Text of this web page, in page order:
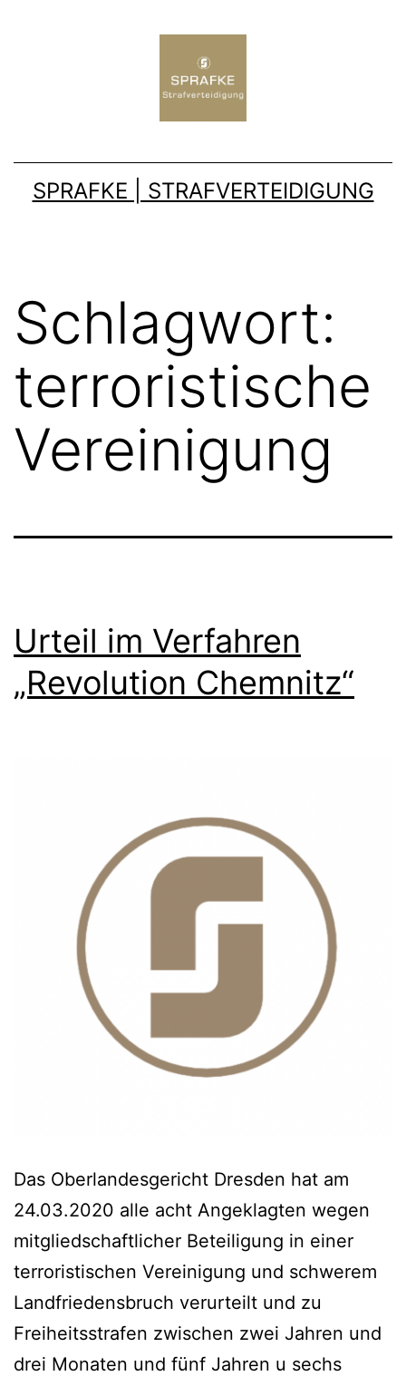
SPRAFKE | STRAFVERTEIDIGUNG
Schlagwort:
terroristische
Vereinigung
Urteil im Verfahren
„Revolution Chemnitz“
Das Oberlandesgericht Dresden hat am
24.03.2020 alle acht Angeklagten wegen
mitgliedschaftlicher Beteiligung in einer
terroristischen Vereinigung und schwerem
Landfriedensbruch verurteilt und zu
Freiheitsstrafen zwischen zwei Jahren und
drei Monaten und fünf Jahren u sechs